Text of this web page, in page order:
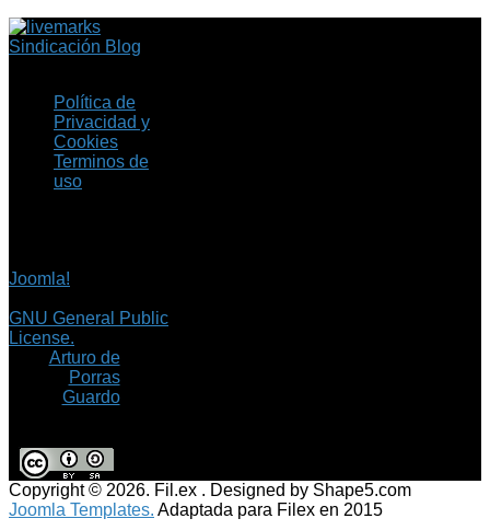
Sindicación Blog
Política de
Privacidad y
Cookies
Terminos de
uso
Joomla!
GNU General Public
License.
Arturo de
Porras
Guardo
Copyright © 2026. Fil.ex . Designed by Shape5.com
Joomla Templates. Adaptada para Filex en 2015